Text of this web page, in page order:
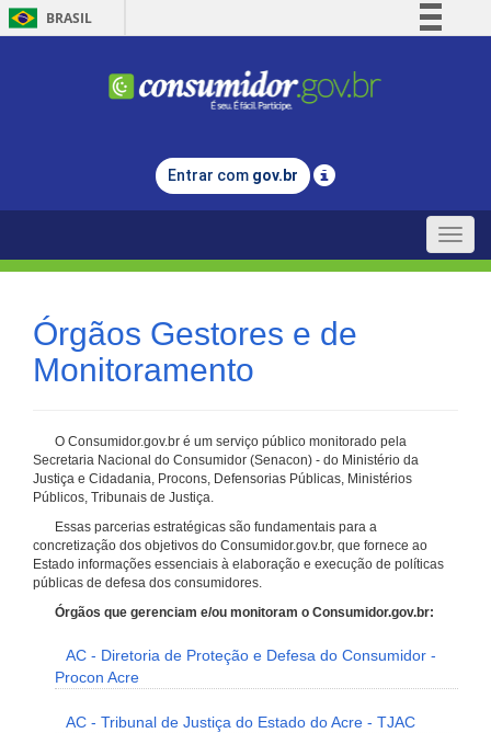
BRASIL
Comunica BR
Legislação
Entrar com gov.br
Toggle
Órgãos Gestores e de
Monitoramento
O Consumidor.gov.br é um serviço público monitorado pela
Secretaria Nacional do Consumidor (Senacon) - do Ministério da
Justiça e Cidadania, Procons, Defensorias Públicas, Ministérios
Públicos, Tribunais de Justiça.
Essas parcerias estratégicas são fundamentais para a
concretização dos objetivos do Consumidor.gov.br, que fornece ao
Estado informações essenciais à elaboração e execução de políticas
públicas de defesa dos consumidores.
Órgãos que gerenciam e/ou monitoram o Consumidor.gov.br:
AC - Diretoria de Proteção e Defesa do Consumidor -
Procon Acre
AC - Tribunal de Justiça do Estado do Acre - TJAC